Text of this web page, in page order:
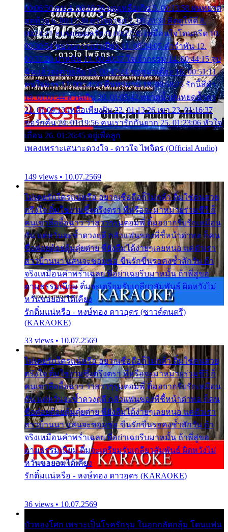
00:06:50 คน 4. 00:10:36 บุญเหลือเกิน 5. 00:13:58 ฝนหยาด
สุดท้าย 6. 00:17:30 ยาใจยาจก 7. 00:20:30 คิดดูให้ดี 8.
00:24:21 ลบรอยแผลรัก 9. 00:27:35 เหมือนใจโดนกรีด 10.
00:30:54 ขบวนการเปาเปียว 11. 00:34:05 คำรำพัน 12.
00:37:20 ปาหนัน 13. 00:40:37 ใจเจ้ากรรม 14. 00:44:15 จูบ
ฉันแล้วจงตายเสีย 15. 00:47:24 ขอสูมาเต๊อะ 16. 00:51:11
คนใจมาร 17. 00:54:50 คืนทรมาน 18. 00:58:25 รักนี้สีดำ
19. 01:01:44 ส่วนเกิน 20. 01:05:42 หยาดน้ำฝนหยดน้ำตา
21. 01:09:13 เหลือเพียงฝัน 22. 01:13:26 เขา 23. 01:16:37
ขอรักคืน 24. 01:19:56 คนเรารักกันยาก 25. 01:23:06 หัวใจ
เถื่อน 26. 01:26:45 อยู่เพื่อลูก
เพลงเพราะเสนาะดวงใจ - ดาวใจ ไพจิตร (Official Audio)
149 views • 10.07.2569
ไม่เคยรักใครแน่หรือ อยากเชื่อถือก็ไม่กล้า ติ๋มใช่คนสวย
ตรึงใจ ติ๋มใช่งามซึ้งตรึงตรา พี่หรือจะมาหมายร่วมชีวี ก็
คนเขาลืออื้อฉาว ว่าสาวๆรุมตอมพี่ ติ๋มอยากรับรักเหมือน
กัน แต่หวั่นจะช้ำดวงฤดี กลัวแฟนของพี่ชี้หน้าด่าทอ ก็คน
ชื่อต๋อยต้อยตุ้มตุ๋ยต่าย พี่ยังลืมได้ง่ายๆเลยหนอ แค่ตัวเรา
สาวบ้านนา แสนจะซอมซ่อ ขืนรักขืนรอคงช้ำสักวัน ถ้า
จริงเหมือนคำพร่ำเฉลย พี่อย่าเฉยรีบมาหมั้น ถ้าพี่สู่ขอ
ตามธรรมเนียม ติ๋มจะเตรียมรับเกลียวสัมพันธ์ ผิดหวังไม่
หวั่นขอยอมได้เคียง
รักติ๋มแน่หรือ - หงษ์ทอง ดาวอุดร (ซาวด์ดนตรี)
(KARAOKE)
33 views • 10.07.2569
ไม่เคยรักใครแน่หรือ อยากเชื่อถือก็ไม่กล้า ติ๋มใช่คนสวย
ตรึงใจ ติ๋มใช่งามซึ้งตรึงตรา พี่หรือจะมาหมายร่วมชีวี ก็
คนเขาลืออื้อฉาว ว่าสาวๆรุมตอมพี่ ติ๋มอยากรับรักเหมือน
กัน แต่หวั่นจะช้ำดวงฤดี กลัวแฟนของพี่ชี้หน้าด่าทอ ก็คน
ชื่อต๋อยต้อยตุ้มตุ๋ยต่าย พี่ยังลืมได้ง่ายๆเลยหนอ แค่ตัวเรา
สาวบ้านนา แสนจะซอมซ่อ ขืนรักขืนรอคงช้ำสักวัน ถ้า
จริงเหมือนคำพร่ำเฉลย พี่อย่าเฉยรีบมาหมั้น ถ้าพี่สู่ขอ
ตามธรรมเนียม ติ๋มจะเตรียมรับเกลียวสัมพันธ์ ผิดหวังไม่
หวั่นขอยอมได้เคียง
รักติ๋มแน่หรือ - หงษ์ทอง ดาวอุดร (KARAOKE)
36 views • 10.07.2569
บัวทองโศก เพราะเป็นโรครักรุม ในอกกลัดกลุ้ม โดนแฟน